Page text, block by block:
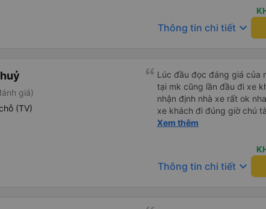
Thông tin chi tiết keyboard_arrow_down
giá)
(TV)
Lúc đầu đọc đáng giá của
tại mk cũng lần đầu đi xe
nhận định nhà xe rất ok
xe khách đi đúng giờ chú
đầu nha nv trên xe cũng
Xem thêm
Thông tin chi tiết keyboard_arrow_down